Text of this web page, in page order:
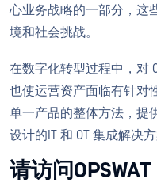
心业务战略的一部分，这
境和社会挑战。
在数字化转型过程中，对
也使运营资产面临有针对
单一产品的整体方法，提
设计的IT 和 OT 集成解决方
请访问